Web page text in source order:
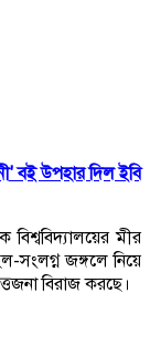
বই উপহার দিল ইবি
মীর
সংলগ্ন জঙ্গলে নিয়ে
বিরাজ করছে।